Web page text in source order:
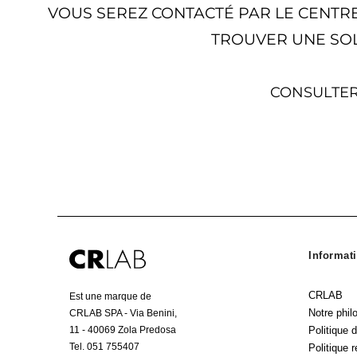
VOUS SEREZ CONTACTÉ PAR LE
TROUVER UNE
Est une marque de
CRLAB SPA - Via Benini,
11 - 40069 Zola Predosa
Tel. 051 755407
CRLAB
Notre
Politique
Politique